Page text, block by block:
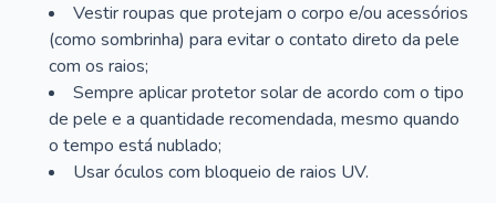
Vestir roupas que protejam o corpo e/ou acessórios
(como sombrinha) para evitar o contato direto da pele
com os raios;
Sempre aplicar protetor solar de acordo com o tipo
de pele e a quantidade recomendada, mesmo quando
o tempo está nublado;
Usar óculos com bloqueio de raios UV.